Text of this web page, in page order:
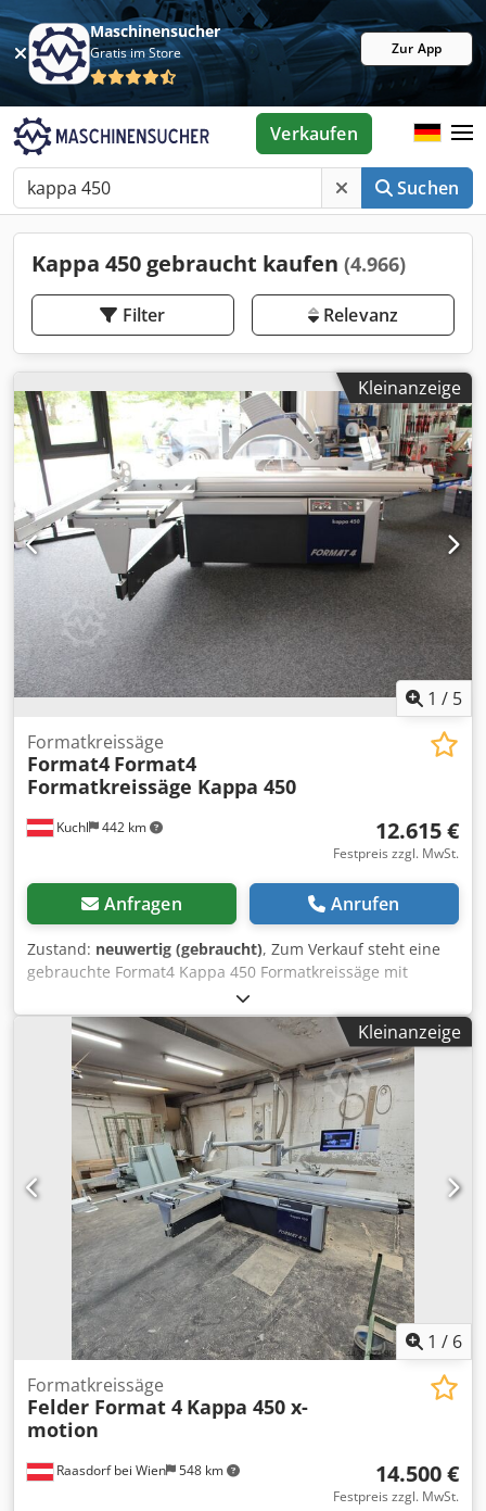
Maschinensucher
Gratis im Store Zur App
Suchen
Verkaufen
Kappa 450 gebraucht kaufen (4.966)
Filter Relevanz
Kleinanzeige
1 / 5
Kuchl 442 km
Formatkreissäge
Format4 Format4
Formatkreissäge Kappa 450
12.615 €
Festpreis zzgl. MwSt.
Anfragen Anrufen
Zustand: neuwertig (gebraucht), Zum Verkauf steht eine
gebrauchte Format4 Kappa 450 Formatkreissäge mit
Schnittlänge 2800 mm. Die Maschine ist als
Ausstellungsmaschine in unserem Schauraum im Einsatz
und somit neuwertig. Technische Daten: - Schnittlänge
2800 mm - Schnittbreite 800 mm - Schnitthöhe 155 mm -
max Sägeblatt Ø 450 mm - elektr. Höhenverstellbar +
schwenkbar - absaugbar Ø 120 mm Cedpfx Abjw Hd
Sqeberf - Motorleistung 7,5 kW / 10,2 PS - Baujahr 2023 Die
Maschine steht in A-5431 Kuchl und kann während
unserer Öffnungszeiten jederzeit begutachtet werden.
Zwischenverkauf vorbehalten! Info Tel. 06244-20299
Verwandte Begriffe: Säge, Kreissäge, Formatkreissäge,
Format Referenz: R-A0117
Kleinanzeige
1 / 6
Raasdorf bei Wien 548 km
Formatkreissäge
Felder Format 4 Kappa 450 x-
motion
14.500 €
Festpreis zzgl. MwSt.